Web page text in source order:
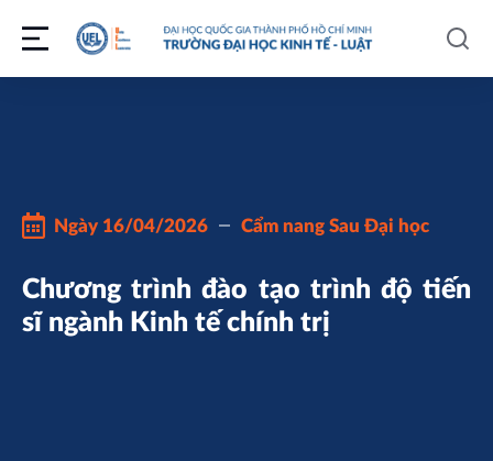
Ngày 16/04/2026 Cẩm nang Sau Đại học
Chương trình đào tạo trình độ tiến
sĩ ngành Kinh tế chính trị